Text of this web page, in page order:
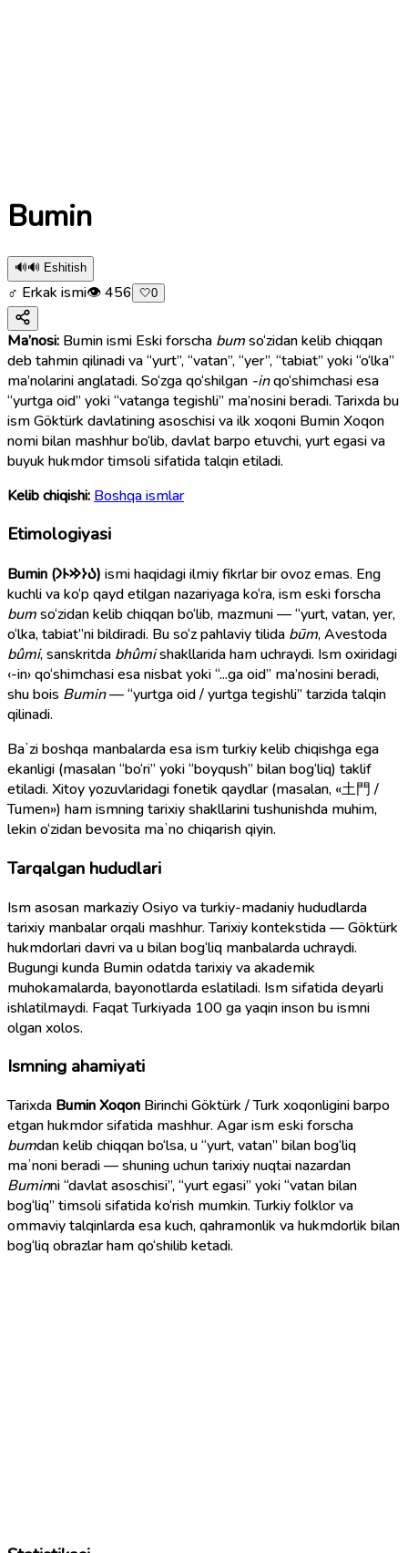
Bumin
🔊🔊 Eshitish
♂ Erkak ismi👁456 🤍0
Ma’nosi: Bumin ismi Eski forscha bumso‘zidan kelib chiqqan
deb tahmin qilinadi va “yurt”, “vatan”, “yer”, “tabiat” yoki “o‘lka”
ma’nolarini anglatadi. So‘zga qo‘shilgan -inqo‘shimchasi esa
“yurtga oid” yoki “vatanga tegishli” ma’nosini beradi. Tarixda bu
ism Göktürk davlatining asoschisi va ilk xoqoni Bumin Xoqon
nomi bilan mashhur bo‘lib, davlat barpo etuvchi, yurt egasi va
buyuk hukmdor timsoli sifatida talqin etiladi.
Kelib chiqishi: Boshqa ismlar
Etimologiyasi
Bumin (𐰉𐰆𐰢𐰄𐰣) ismi haqidagi ilmiy fikrlar bir ovoz emas. Eng
kuchli va ko‘p qayd etilgan nazariyaga ko‘ra, ism eski forscha
bumso‘zidan kelib chiqqan bo‘lib, mazmuni — “yurt, vatan, yer,
o‘lka, tabiat”ni bildiradi. Bu so‘z pahlaviy tilida būm, Avestoda
bûmi, sanskritda bhûmishakllarida ham uchraydi. Ism oxiridagi
‹-in› qo‘shimchasi esa nisbat yoki “...ga oid” ma’nosini beradi,
shu bois Bumin— “yurtga oid / yurtga tegishli” tarzida talqin
qilinadi.
Baʼzi boshqa manbalarda esa ism turkiy kelib chiqishga ega
ekanligi (masalan “bo‘ri” yoki “boyqush” bilan bog‘liq) taklif
etiladi. Xitoy yozuvlaridagi fonetik qaydlar (masalan, «土門 /
Tumen») ham ismning tarixiy shakllarini tushunishda muhim,
lekin o‘zidan bevosita maʼno chiqarish qiyin.
Tarqalgan hududlari
Ism asosan markaziy Osiyo va turkiy-madaniy hududlarda
tarixiy manbalar orqali mashhur. Tarixiy kontekstida — Göktürk
hukmdorlari davri va u bilan bog‘liq manbalarda uchraydi.
Bugungi kunda Bumin odatda tarixiy va akademik
muhokamalarda, bayonotlarda eslatiladi. Ism sifatida deyarli
ishlatilmaydi. Faqat Turkiyada 100 ga yaqin inson bu ismni
olgan xolos.
Ismning ahamiyati
Tarixda Bumin Xoqon Birinchi Göktürk / Turk xoqonligini barpo
etgan hukmdor sifatida mashhur. Agar ism eski forscha
bumdan kelib chiqqan bo‘lsa, u “yurt, vatan” bilan bog‘liq
maʼnoni beradi — shuning uchun tarixiy nuqtai nazardan
Buminni “davlat asoschisi”, “yurt egasi” yoki “vatan bilan
bog‘liq” timsoli sifatida ko‘rish mumkin. Turkiy folklor va
ommaviy talqinlarda esa kuch, qahramonlik va hukmdorlik bilan
bog‘liq obrazlar ham qo‘shilib ketadi.